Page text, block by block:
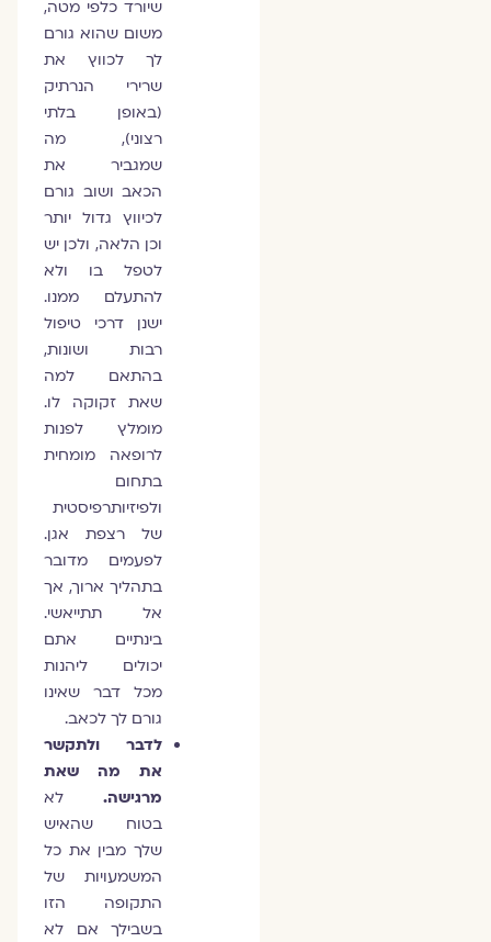
שיורד כלפי מטה,
משום שהוא גורם
לך לכווץ את
שרירי הנרתיק
(באופן בלתי
רצוני), מה
שמגביר את
הכאב ושוב גורם
לכיווץ גדול יותר
וכן הלאה, ולכן יש
לטפל בו ולא
להתעלם ממנו.
ישנן דרכי טיפול
רבות ושונות,
בהתאם למה
שאת זקוקה לו.
מומלץ לפנות
לרופאה מומחית
בתחום
ולפיזיותרפיסטית
של רצפת אגן.
לפעמים מדובר
בתהליך ארוך, אך
אל תתייאשי.
בינתיים אתם
יכולים ליהנות
מכל דבר שאינו
גורם לך לכאב.
לדבר ולתקשר
את מה שאת
מרגישה.לא
בטוח שהאיש
שלך מבין את כל
המשמעויות של
התקופה הזו
בשבילך אם לא